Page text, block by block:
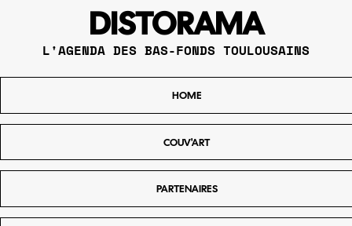
DISTORAMA
L'AGENDA DES BAS-FONDS TOULOUSAINS
HOME
COUV'ART
PARTENAIRES